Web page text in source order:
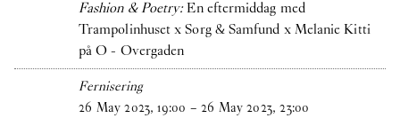
Fashion & Poetry:En eftermiddag med
Trampolinhuset x Sorg & Samfund x Melanie Kitti
på O - Overgaden
Fernisering
26 May 2023,19:00 – 26 May 2023,23:00